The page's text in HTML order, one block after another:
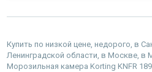
Купить по низкой цене, недорого, в
Ленинградской области, в Москве, в
Морозильная камера Korting KNFR